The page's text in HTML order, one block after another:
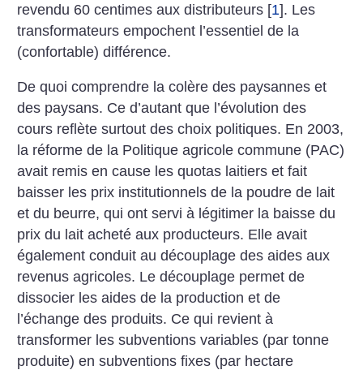
revendu 60 centimes aux distributeurs [1]. Les
transformateurs empochent l’essentiel de la
(confortable) différence.
De quoi comprendre la colère des paysannes et
des paysans. Ce d’autant que l’évolution des
cours reflète surtout des choix politiques. En 2003,
la réforme de la Politique agricole commune (PAC)
avait remis en cause les quotas laitiers et fait
baisser les prix institutionnels de la poudre de lait
et du beurre, qui ont servi à légitimer la baisse du
prix du lait acheté aux producteurs. Elle avait
également conduit au découplage des aides aux
revenus agricoles. Le découplage permet de
dissocier les aides de la production et de
l’échange des produits. Ce qui revient à
transformer les subventions variables (par tonne
produite) en subventions fixes (par hectare